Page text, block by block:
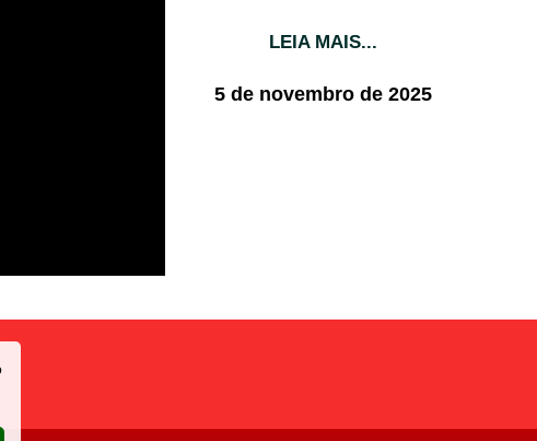
LEIA MAIS...
5 de novembro de 2025